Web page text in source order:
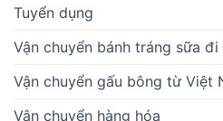
Tuyển dụng
Vận chuyển bánh tráng sữa
Vận chuyển gấu bông từ Việt
Vận chuyển hàng hóa